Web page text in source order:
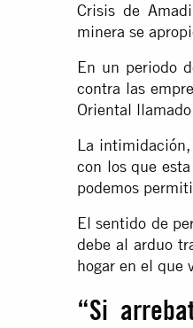
Crisis de
minera se
En un periodo
contra las
Oriental
La
con los que
podemos
El sentido de
debe al arduo
hogar en el que
“Si